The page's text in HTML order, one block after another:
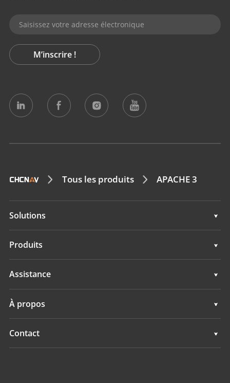
M’inscrire !
Tous les produits APACHE 3
Solutions
Topographie & ingénierie
Hydrographie
Produits
Topographie & ingénierie
Hydrographie
Assistance
À propos
Présentation
Contact